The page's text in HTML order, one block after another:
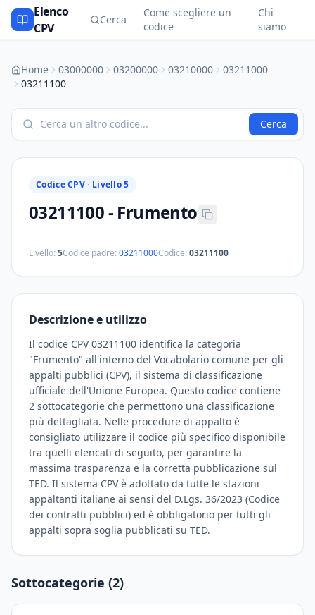
Elenco
CPV
Cerca
Come scegliere un
codice
Chi
siamo
Home 03000000 03200000 03210000
03211000
03211100
Cerca
Codice CPV · Livello 5
03211100- Frumento
Livello:5Codice padre:03211000Codice:03211100
Descrizione e utilizzo
Il codice CPV 03211100 identifica la categoria
"Frumento" all'interno del Vocabolario comune per gli
appalti pubblici (CPV), il sistema di classificazione
ufficiale dell'Unione Europea. Questo codice contiene
2 sottocategorie che permettono una classificazione
più dettagliata. Nelle procedure di appalto è
consigliato utilizzare il codice più specifico disponibile
tra quelli elencati di seguito, per garantire la
massima trasparenza e la corretta pubblicazione sul
TED. Il sistema CPV è adottato da tutte le stazioni
appaltanti italiane ai sensi del D.Lgs. 36/2023 (Codice
dei contratti pubblici) ed è obbligatorio per tutti gli
appalti sopra soglia pubblicati su TED.
Sottocategorie (2)